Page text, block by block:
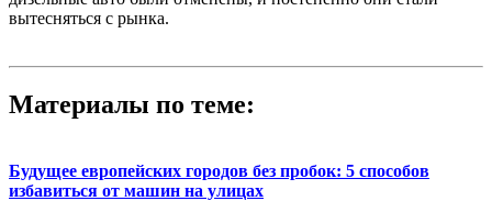
вытесняться с рынка.
Материалы по теме:
Будущее европейских городов без пробок: 5 способов
избавиться от машин на улицах